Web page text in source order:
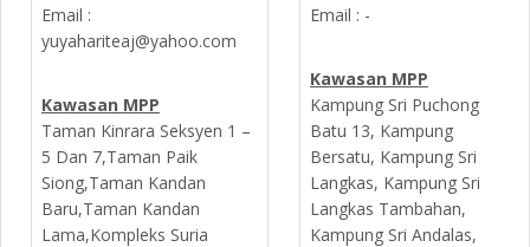
Email :
yuyahariteaj@yahoo.com
Kawasan MPP
Taman Kinrara Seksyen 1 –
5 Dan 7,Taman Paik
Siong,Taman Kandan
Baru,Taman Kandan
Lama,Kompleks Suria
Email : -
Kawasan MPP
Kampung Sri Puchong
Batu 13, Kampung
Bersatu, Kampung Sri
Langkas, Kampung Sri
Langkas Tambahan,
Kampung Sri Andalas,